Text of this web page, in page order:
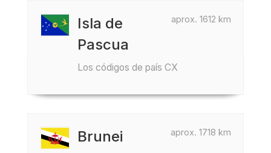
aprox. 1612 km
Isla de
Pascua
Los códigos de país CX
aprox. 1718 km
Brunei